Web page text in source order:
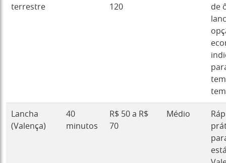
terrestre
120
de
Lancha
(Valença)
40
minutos
R$ 50 a R$
70
Médio